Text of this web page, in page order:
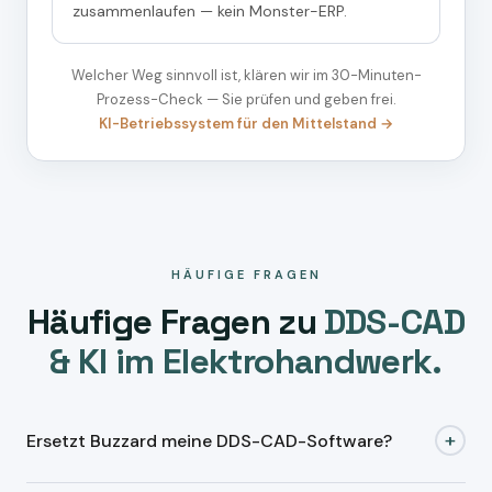
zusammenlaufen — kein Monster-ERP.
Welcher Weg sinnvoll ist, klären wir im 30-Minuten-
Prozess-Check — Sie prüfen und geben frei.
KI-Betriebssystem für den Mittelstand →
HÄUFIGE FRAGEN
Häufige Fragen zu DDS-CAD
& KI im Elektrohandwerk.
Ersetzt Buzzard meine DDS-CAD-Software? +